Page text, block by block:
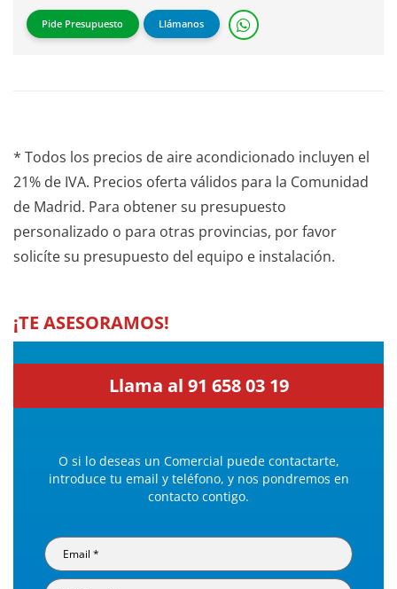
Pide Presupuesto Llámanos
* Todos los precios de aire acondicionado incluyen el
21% de IVA. Precios oferta válidos para la Comunidad
de Madrid. Para obtener su presupuesto
personalizado o para otras provincias, por favor
solicíte su presupuesto del equipo e instalación.
¡TE ASESORAMOS!
Llama al 91 658 03 19
O si lo deseas un Comercial puede contactarte,
introduce tu email y teléfono, y nos pondremos en
contacto contigo.